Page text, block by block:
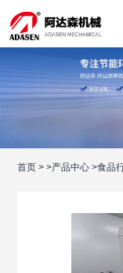
首页 >>产品中心 >食品